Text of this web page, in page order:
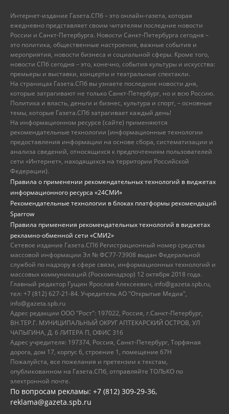
Интернет-издание Газета.СПб – это онлайн-газета, которая
ежедневно представляет своим читателям последние новости
России и Санкт-Петербурга. Новости Санкт-Петербурга сегодня –
это политика, общественные настроения, важные события и
мероприятия, новости бизнеса и социальной сферы. Кроме того,
новости СПб сегодня – это, конечно, события культуры и искусства:
премьеры и выставки, концерты и театральные спектакли.
На страницах Газета.СПб вы узнаете последние новости дня,
которые затрагивают не только Санкт-Петербург, но и всю Россию.
Политика и власть, деньги и бизнес, культура и спорт, – основные
темы, которые Газета.СПб затрагивает каждый день!
На информационном ресурсе (сайте) применяются
рекомендательные технологии (информационные технологии
предоставления информации на основе сбора, систематизации и
анализа сведений, относящихся к предпочтениям пользователей
сети «Интернет», находящихся на территории Российской
Федерации).
Правила о применении рекомендательных технологий в виджетах
информационного ресурса «24СМИ»
Рекомендательные технологии в блоках платформы рекомендаций
Sparrow
Правила применения рекомендательных технологий в виджетах
рекламно-обменной сети «СМИ2»
Сетевое издание Газета.СПб Регистрационный номер средства
массовой информации Эл № ФС77-73908 выдан Федеральной
службой по надзору в сфере связи, информационных технологий и
массовых коммуникаций (Роскомнадзор) 12 октября 2018 года.
Главный редактор Гущин Ярослав Алексеевич, info@gazeta.spb.ru,
тел: +7 (812) 627-21-84. Учредитель АО "Открытые Медиа",
info@gazeta.spb.ru
Адрес редакции ООО "Рост": 197022, Россия, г.Санкт-Петербург,
ВН.ТЕР.Г. МУНИЦИПАЛЬНЫЙ ОКРУГ АПТЕКАРСКИЙ ОСТРОВ, УЛ
ЧАПЫГИНА, Д. 6 ЛИТЕРА П, ОФИС 316
Адрес учредителя: 197374, Россия, Санкт-Петербург, Торфяная
дорога, дом 17, корпус 6, строение 1, помещение 67Н
Пожалуйста, все пожелания и претензии к текстам,
опубликованном на Газета.СПб, отправляйте ТОЛЬКО по
электронной почте.
По вопросам рекламы: +7 (812) 309-29-36,
reklama@gazeta.spb.ru